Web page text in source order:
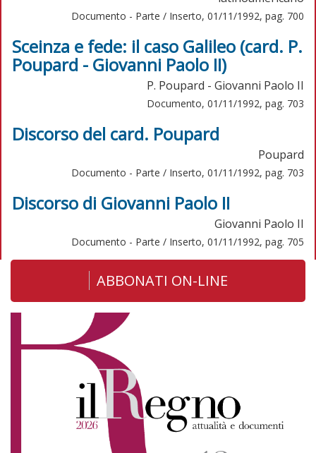
Documento - Parte / Inserto, 01/11/1992, pag. 700
Sceinza e fede: il caso Galileo (card. P.
Poupard - Giovanni Paolo II)
P. Poupard - Giovanni Paolo II
Documento, 01/11/1992, pag. 703
Discorso del card. Poupard
Poupard
Documento - Parte / Inserto, 01/11/1992, pag. 703
Discorso di Giovanni Paolo II
Giovanni Paolo II
Documento - Parte / Inserto, 01/11/1992, pag. 705
ABBONATI ON-LINE